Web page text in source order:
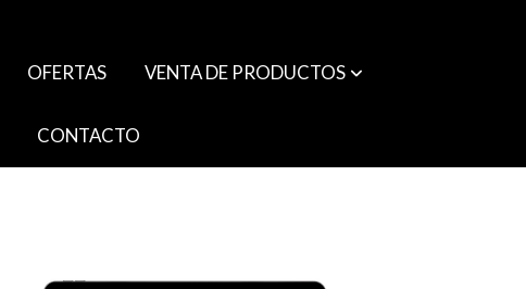
OFERTAS VENTA DE PRODUCTOS
CONTACTO